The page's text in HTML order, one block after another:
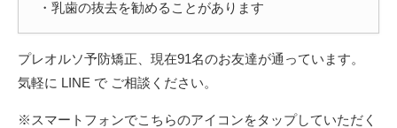
・乳歯の抜去を勧めることがあります
プレオルソ予防矯正、現在91名のお友達が通っています。
気軽に LINE で ご相談ください。
※スマートフォンでこちらのアイコンをタップしていただく